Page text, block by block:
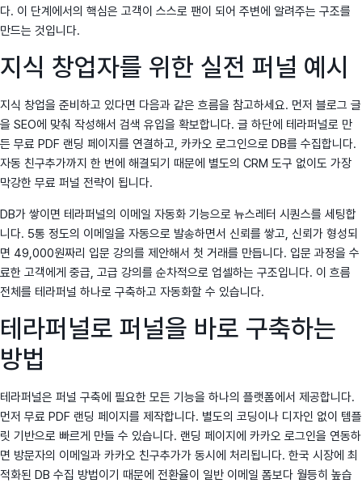
다. 이 단계에서의 핵심은 고객이 스스로 팬이 되어 주변에 알려주는 구조를
만드는 것입니다.
지식 창업자를 위한 실전 퍼널 예시
지식 창업을 준비하고 있다면 다음과 같은 흐름을 참고하세요. 먼저 블로그 글
을 SEO에 맞춰 작성해서 검색 유입을 확보합니다. 글 하단에 테라퍼널로 만
든 무료 PDF 랜딩 페이지를 연결하고, 카카오 로그인으로 DB를 수집합니다.
자동 친구추가까지 한 번에 해결되기 때문에 별도의 CRM 도구 없이도 가장
막강한 무료 퍼널 전략이 됩니다.
DB가 쌓이면 테라퍼널의 이메일 자동화 기능으로 뉴스레터 시퀀스를 세팅합
니다. 5통 정도의 이메일을 자동으로 발송하면서 신뢰를 쌓고, 신뢰가 형성되
면 49,000원짜리 입문 강의를 제안해서 첫 거래를 만듭니다. 입문 과정을 수
료한 고객에게 중급, 고급 강의를 순차적으로 업셀하는 구조입니다. 이 흐름
전체를 테라퍼널 하나로 구축하고 자동화할 수 있습니다.
테라퍼널로 퍼널을 바로 구축하는
방법
테라퍼널은 퍼널 구축에 필요한 모든 기능을 하나의 플랫폼에서 제공합니다.
먼저 무료 PDF 랜딩 페이지를 제작합니다. 별도의 코딩이나 디자인 없이 템플
릿 기반으로 빠르게 만들 수 있습니다. 랜딩 페이지에 카카오 로그인을 연동하
면 방문자의 이메일과 카카오 친구추가가 동시에 처리됩니다. 한국 시장에 최
적화된 DB 수집 방법이기 때문에 전환율이 일반 이메일 폼보다 월등히 높습